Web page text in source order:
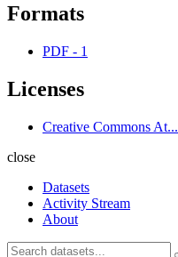
Formats
PDF - 1
Licenses
Creative Commons At...
close
Datasets
Activity Stream
About